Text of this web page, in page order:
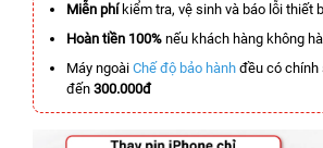
Miễn phíkiểm tra, vệ sinh và báo lỗi thiết
Hoàn tiền 100% nếu khách hàng không
Máy ngoài Chế độ bảo hành đều có chính
đến 300.000đ